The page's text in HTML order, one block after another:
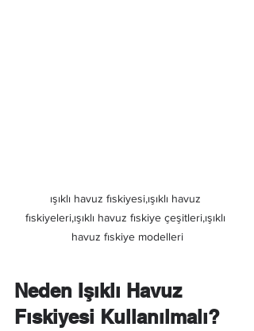
ışıklı havuz fıskiyesi,ışıklı havuz
fıskiyeleri,ışıklı havuz fıskiye çeşitleri,ışıklı
havuz fıskiye modelleri
Neden Işıklı Havuz
Fıskiyesi Kullanılmalı?